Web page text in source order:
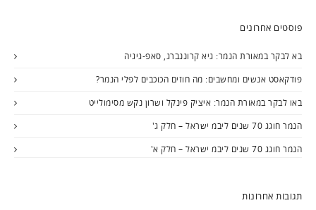
פוסטים אחרונים
בא לבקר במאורת הנמר: גיא קרוננברג, סאפ-גיגיה
פודקאסט אנשים ומחשבים: מה חוזים הכוכבים לפלי הנמר?
באו לבקר במאורת הנמר: איציק פינקל ושרון נקש מסימולייט
הנמר חוגג 70 שנים ליבמ ישראל – חלק ג'
הנמר חוגג 70 שנים ליבמ ישראל – חלק א'
תגובות אחרונות